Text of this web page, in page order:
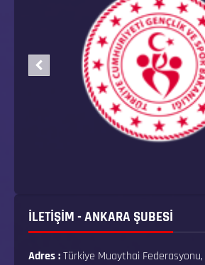
İLETİŞİM - ANKARA ŞUBESİ
Adres :Türkiye Muaythai